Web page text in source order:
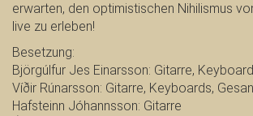
erwarten, den optimistischen Nihilismus
live zu erleben!
Besetzung:
Björgúlfur Jes Einarsson: Gitarre,
Víðir Rúnarsson: Gitarre, Keyboards,
Hafsteinn Jóhannsson: Gitarre